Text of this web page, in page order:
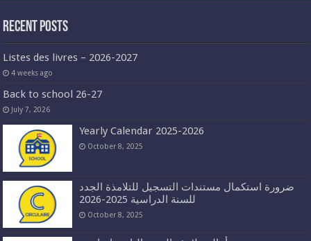
Recent Posts
Listes des livres – 2026-2027
4 weeks ago
Back to school 26-27
July 7, 2026
Yearly Calendar 2025-2026
October 8, 2025
ضرورة استكمال مستندات التسجيل للتلامذة الجدد
للسنة الدراسية 2025-2026
October 8, 2025